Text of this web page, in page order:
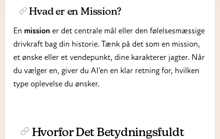
Hvad er en Mission?
En mission er det centrale mål eller den følelsesmæssige
drivkraft bag din historie. Tænk på det som en mission,
et ønske eller et vendepunkt, dine karakterer jagter. Når
du vælger en, giver du AI'en en klar retning for, hvilken
type oplevelse du ønsker.
Hvorfor Det Betydningsfuldt